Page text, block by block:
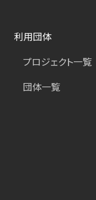
利用団体
プロジェクト一覧
団体一覧